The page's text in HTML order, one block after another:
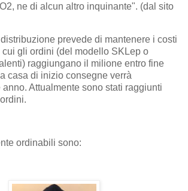
ne di alcun altro inquinante". (dal sito
prevede di mantenere i costi
gli ordini (del modello SKLep o
raggiungano il milione entro fine
casa di inizio consegne verrà
Attualmente sono stati raggiunti
ordinabili sono: